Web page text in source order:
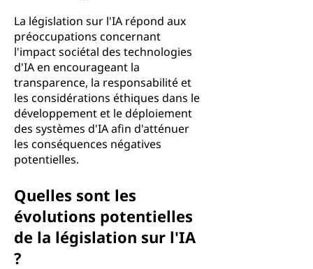
La législation sur l'IA répond aux
préoccupations concernant
l'impact sociétal des technologies
d'IA en encourageant la
transparence, la responsabilité et
les considérations éthiques dans le
développement et le déploiement
des systèmes d'IA afin d'atténuer
les conséquences négatives
potentielles.
Quelles sont les
évolutions potentielles
de la législation sur l'IA
?